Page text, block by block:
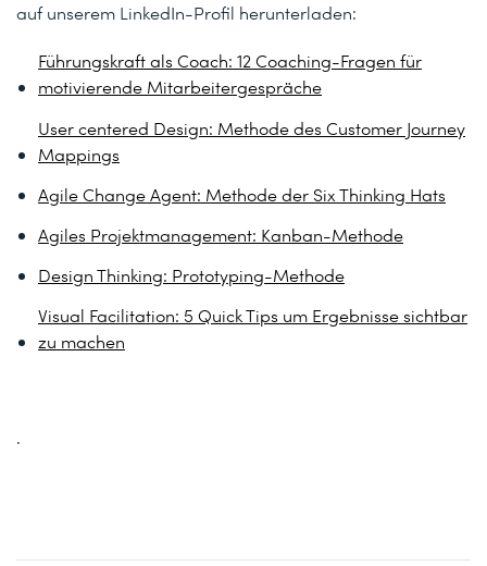
auf unserem LinkedIn-Profil herunterladen:
Führungskraft als Coach: 12 Coaching-Fragen für
motivierende Mitarbeitergespräche
User centered Design: Methode des Customer Journey
Mappings
Agile Change Agent: Methode der Six Thinking Hats
Agiles Projektmanagement: Kanban-Methode
Design Thinking: Prototyping-Methode
Visual Facilitation: 5 Quick Tips um Ergebnisse sichtbar
zu machen
.